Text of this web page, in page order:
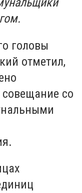
головы
отметил,
со